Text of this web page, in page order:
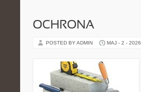
OCHRONA
POSTED BY ADMIN MAJ - 2 - 2026